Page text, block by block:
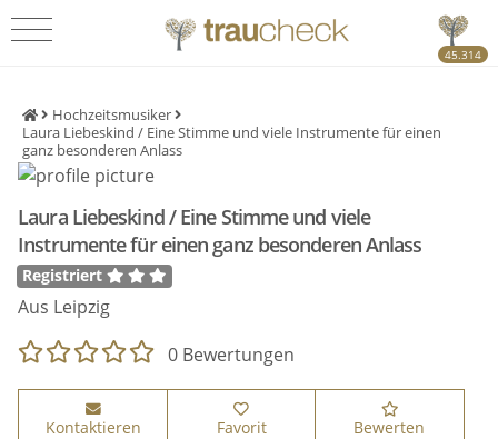
45.314
Hochzeitsmusiker
Laura Liebeskind / Eine Stimme und viele Instrumente für einen
ganz besonderen Anlass
Laura Liebeskind / Eine Stimme und viele
Instrumente für einen ganz besonderen Anlass
Registriert
Aus Leipzig
0 Bewertungen
Kontaktieren Favorit Bewerten